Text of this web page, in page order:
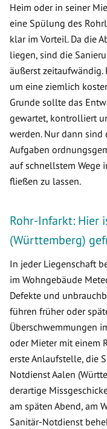
Heim oder in seiner
eine Spülung des
klar im Vorteil. Da die
liegen, sind die
äußerst zeitaufwändig.
um eine ziemlich
Grunde sollte das
gewartet, kontrolliert
werden. Nur dann
Aufgaben
auf schnellstem Wege
fließen zu lassen.
Rohr-Infarkt: Hier
(Württemberg)
In jeder Liegenschaft
im Wohngebäude
Defekte und
führen früher oder
Überschwemmungen
oder Mieter mit einem
erste Anlaufstelle, die
Notdienst Aalen
derartige
am späten Abend, am
Sanitär-Notdienst